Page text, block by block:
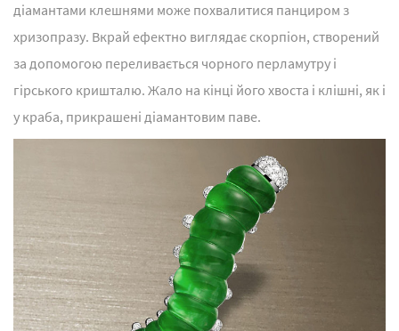
діамантами клешнями може похвалитися панциром з
хризопразу. Вкрай ефектно виглядає скорпіон, створений
за допомогою переливається чорного перламутру і
гірського кришталю. Жало на кінці його хвоста і клішні, як і
у краба, прикрашені діамантовим паве.